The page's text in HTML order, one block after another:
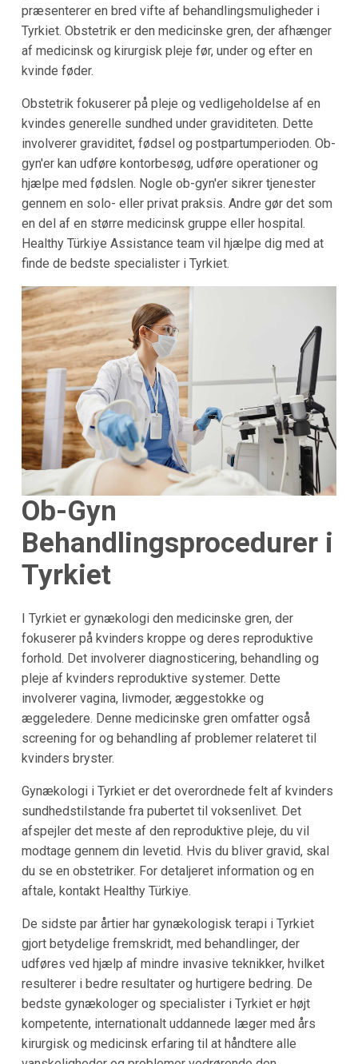
præsenterer en bred vifte af behandlingsmuligheder i
Tyrkiet. Obstetrik er den medicinske gren, der afhænger
af medicinsk og kirurgisk pleje før, under og efter en
kvinde føder.
Obstetrik fokuserer på pleje og vedligeholdelse af en
kvindes generelle sundhed under graviditeten. Dette
involverer graviditet, fødsel og postpartumperioden. Ob-
gyn'er kan udføre kontorbesøg, udføre operationer og
hjælpe med fødslen. Nogle ob-gyn'er sikrer tjenester
gennem en solo- eller privat praksis. Andre gør det som
en del af en større medicinsk gruppe eller hospital.
Healthy Türkiye Assistance team vil hjælpe dig med at
finde de bedste specialister i Tyrkiet.
Ob-Gyn
Behandlingsprocedurer i
Tyrkiet
I Tyrkiet er gynækologi den medicinske gren, der
fokuserer på kvinders kroppe og deres reproduktive
forhold. Det involverer diagnosticering, behandling og
pleje af kvinders reproduktive systemer. Dette
involverer vagina, livmoder, æggestokke og
æggeledere. Denne medicinske gren omfatter også
screening for og behandling af problemer relateret til
kvinders bryster.
Gynækologi i Tyrkiet er det overordnede felt af kvinders
sundhedstilstande fra pubertet til voksenlivet. Det
afspejler det meste af den reproduktive pleje, du vil
modtage gennem din levetid. Hvis du bliver gravid, skal
du se en obstetriker. For detaljeret information og en
aftale, kontakt Healthy Türkiye.
De sidste par årtier har gynækologisk terapi i Tyrkiet
gjort betydelige fremskridt, med behandlinger, der
udføres ved hjælp af mindre invasive teknikker, hvilket
resulterer i bedre resultater og hurtigere bedring. De
bedste gynækologer og specialister i Tyrkiet er højt
kompetente, internationalt uddannede læger med års
kirurgisk og medicinsk erfaring til at håndtere alle